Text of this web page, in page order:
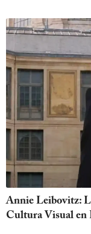
Annie Leibovitz:
Cultura Visual en